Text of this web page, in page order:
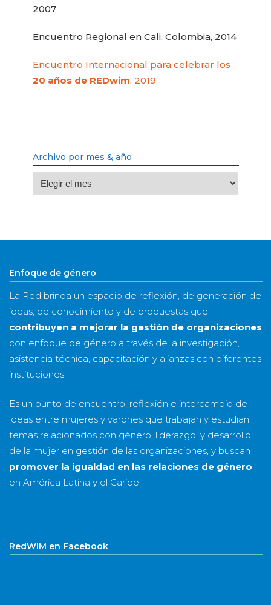
2007
Encuentro Regional en Cali, Colombia, 2014
Encuentro Internacional para celebrar los
20 años de REDwim. 2019
Archivo por mes & año
Archivo
por
año
Enfoque de género
La Red brinda un espacio de reflexión, de generación de
ideas, de conocimiento y de propuestas que
contribuyen a mejorar la gestión de organizaciones
con enfoque de género a través de la investigación,
asistencia técnica, capacitación y alianzas con diferentes
instituciones.
Es un punto de encuentro, reflexión e intercambio de
ideas entre mujeres y varones que trabajan y estudian
temas relacionados con género, liderazgo, y desarrollo
de la mujer en gestión de las organizaciones, y buscan
promover la igualdad en las relaciones de género
en América Latina y el Caribe.
RedWIM en Facebook